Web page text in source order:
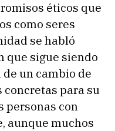
éticos que
como seres
se habló
que sigue siendo
un cambio de
para su
personas con
aunque muchos